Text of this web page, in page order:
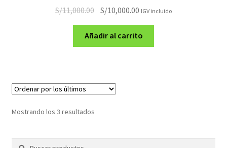
S/11,000.00 El
original
era:
S/10,000.00 El
actual
es:
IGV incluido
Añadir al carrito
Mostrando los 3 resultadosOrdenado
Buscar
Buscar